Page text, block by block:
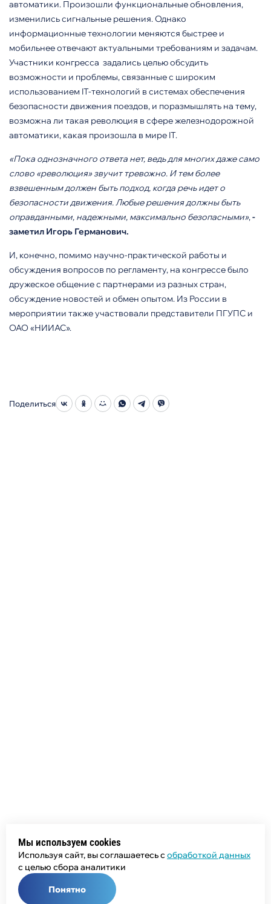
автоматики. Произошли функциональные обновления,
изменились сигнальные решения. Однако
информационные технологии меняются быстрее и
мобильнее отвечают актуальными требованиям и задачам.
Участники конгресса задались целью обсудить
возможности и проблемы, связанные с широким
использованием IT-технологий в системах обеспечения
безопасности движения поездов, и поразмышлять на тему,
возможна ли такая революция в сфере железнодорожной
автоматики, какая произошла в мире IT.
«Пока однозначного ответа нет, ведь для многих даже само
слово «революция» звучит тревожно. И тем более
взвешенным должен быть подход, когда речь идет о
безопасности движения. Любые решения должны быть
оправданными, надежными, максимально безопасными»,-
заметил Игорь Германович.
И, конечно, помимо научно-практической работы и
обсуждения вопросов по регламенту, на конгрессе было
дружеское общение с партнерами из разных стран,
обсуждение новостей и обмен опытом. Из России в
мероприятии также участвовали представители ПГУПС и
ОАО «НИИАС».
Поделиться
Мы используем cookies
Используя сайт, вы соглашаетесь с обработкой данных
с целью сбора аналитики
Понятно